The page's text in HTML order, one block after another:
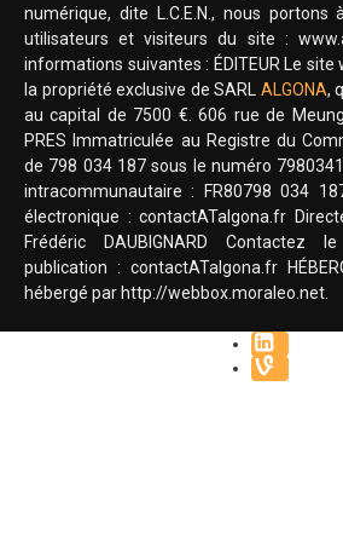
numérique, dite L.C.E.N., nous portons
utilisateurs et visiteurs du site :
informations suivantes : ÉDITEUR Le
la propriété exclusive de SARL ALGONA,
au capital de 7500 €. 606 rue de
PRES Immatriculée au Registre du
de 798 034 187 sous le numéro
intracommunautaire : FR80798 034
électronique : contactATalgona.fr
Frédéric DAUBIGNARD Contactez
publication : contactATalgona.fr
hébergé par http://webbox.moraleo.net.